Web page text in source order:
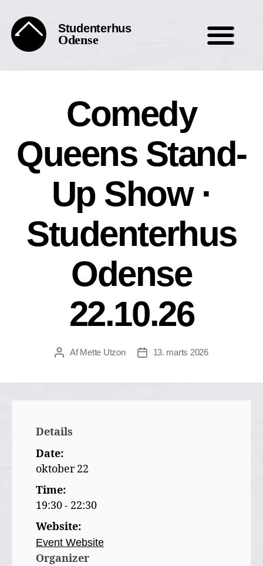
Studenterhus
Odense
Comedy
Queens Stand-
Up Show ·
Studenterhus
Odense
22.10.26
AfMette Utzon 13. marts 2026
Details
Date:
oktober 22
Time:
19:30 - 22:30
Website:
Event Website
Organizer